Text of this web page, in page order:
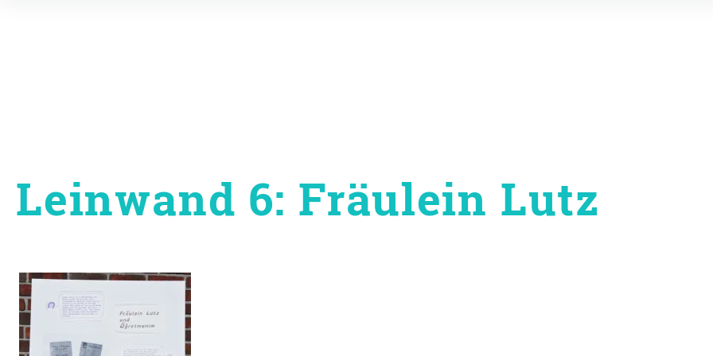
Leinwand 6: Fräulein Lutz
Beitragsnavigation